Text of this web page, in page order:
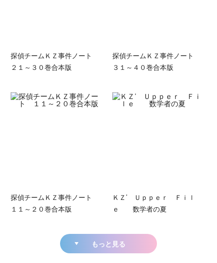
探偵チームＫＺ事件ノート
２１～３０巻合本版
探偵チームＫＺ事件ノート
３１～４０巻合本版
探偵チームＫＺ事件ノート
１１～２０巻合本版
ＫＺ’ Ｕｐｐｅｒ Ｆｉｌ
ｅ 数学者の夏
もっと見る